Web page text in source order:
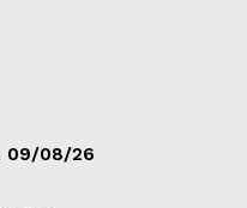
09/08/26